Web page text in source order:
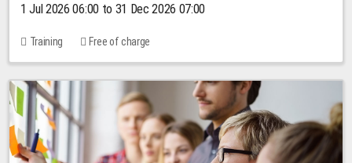
1 Jul 2026 06:00 to 31 Dec 2026 07:00
Training Free of charge